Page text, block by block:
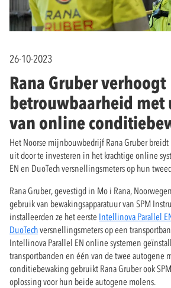
26-10-2023
Rana Gruber verhoogt
betrouwbaarheid
van online
Het Noorse mijnbouwbedrijf Rana Gruber
uit door te investeren in het krachtige online
EN en DuoTech versnellingsmeters op hun
Rana Gruber, gevestigd in Mo i Rana,
gebruik van bewakingsapparatuur van SPM
installeerden ze het eerste Intellinova Parallel
DuoTechversnellingsmeters op een
Intellinova Parallel EN online systemen
transportbanden en één van de twee autogene
conditiebewaking gebruikt Rana Gruber ook
oplossing voor hun beide autogene molens.